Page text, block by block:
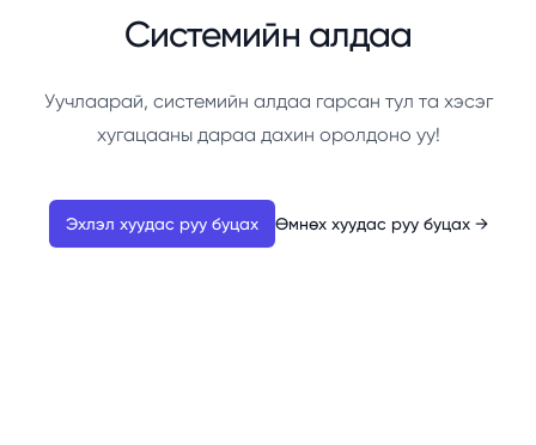
Системийн алдаа
Уучлаарай, системийн алдаа гарсан тул та хэсэг
хугацааны дараа дахин оролдоно уу!
Эхлэл хуудас руу буцах Өмнөх хуудас руу буцах →